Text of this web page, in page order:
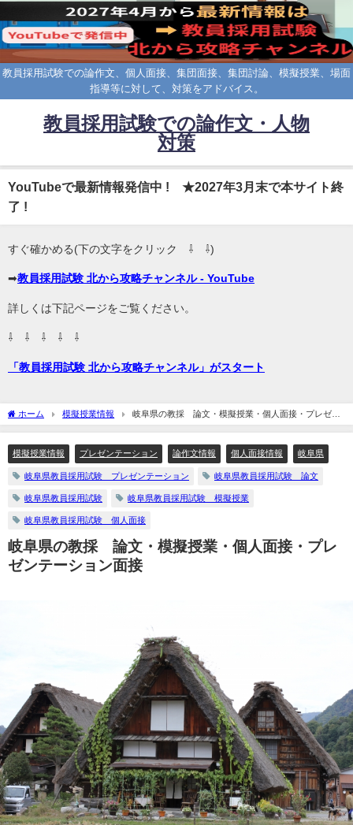
教員採用試験での論作文、個人面接、集団面接、集団討論、模擬授業、場面
指導等に対して、対策をアドバイス。
教員採用試験での論作文・人物
対策
YouTubeで最新情報発信中 ! ★2027年3月末で本サイト終
了 !
すぐ確かめる(下の文字をクリック ⇩ ⇩)
➡教員採用試験 北から攻略チャンネル - YouTube
詳しくは下記ページをご覧ください。
⇩ ⇩ ⇩ ⇩ ⇩
「教員採用試験 北から攻略チャンネル」がスタート
ホーム 模擬授業情報
岐阜県の教採 論文・模擬授業・個人面接・プレゼン
テーション面接
模擬授業情報 プレゼンテーション 論作文情報 個人面接情報 岐阜県
岐阜県教員採用試験 プレゼンテーション 岐阜県教員採用試験 論文
岐阜県教員採用試験 岐阜県教員採用試験 模擬授業
岐阜県教員採用試験 個人面接
岐阜県の教採 論文・模擬授業・個人面接・プレ
ゼンテーション面接